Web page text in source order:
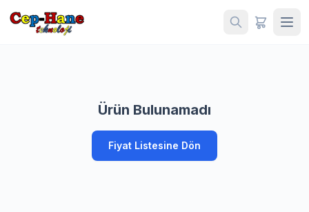
Ürün Bulunamadı
Fiyat Listesine Dön